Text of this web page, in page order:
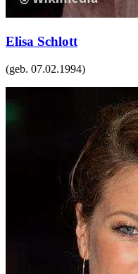
Elisa Schlott
(geb. 07.02.1994)